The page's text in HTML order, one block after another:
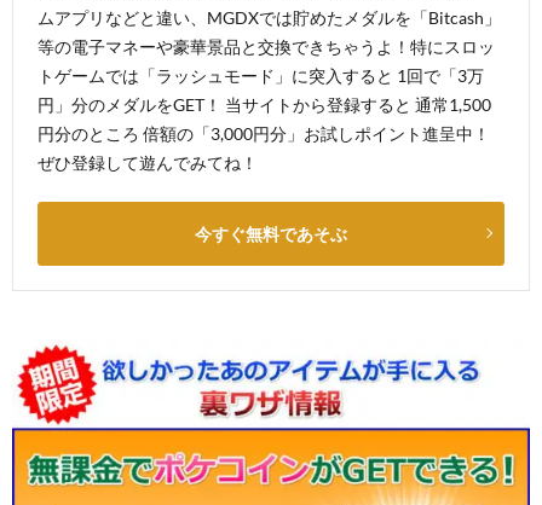
ムアプリなどと違い、MGDXでは貯めたメダルを「Bitcash」
等の電子マネーや豪華景品と交換できちゃうよ！特にスロッ
トゲームでは「ラッシュモード」に突入すると 1回で「3万
円」分のメダルをGET！ 当サイトから登録すると 通常1,500
円分のところ 倍額の「3,000円分」お試しポイント進呈中！
ぜひ登録して遊んでみてね！
今すぐ無料であそぶ